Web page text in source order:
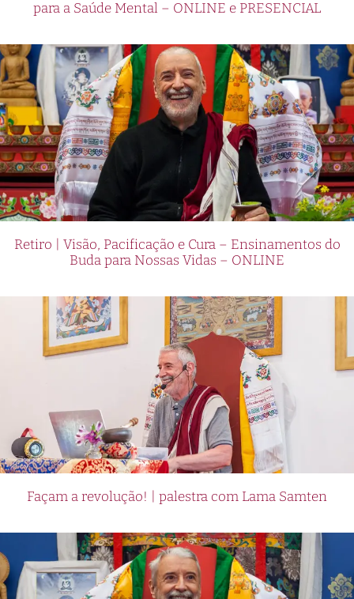
para a Saúde Mental – ONLINE e PRESENCIAL
Retiro | Visão, Pacificação e Cura – Ensinamentos do
Buda para Nossas Vidas – ONLINE
Façam a revolução! | palestra com Lama Samten